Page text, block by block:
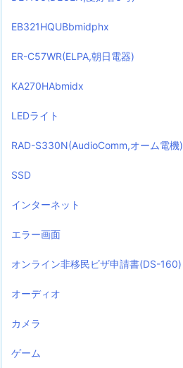
EB321HQUBbmidphx
ER-C57WR(ELPA,朝日電器)
KA270HAbmidx
LEDライト
RAD-S330N(AudioComm,オーム電機)
SSD
インターネット
エラー画面
オンライン非移民ビザ申請書(DS-160)
オーディオ
カメラ
ゲーム